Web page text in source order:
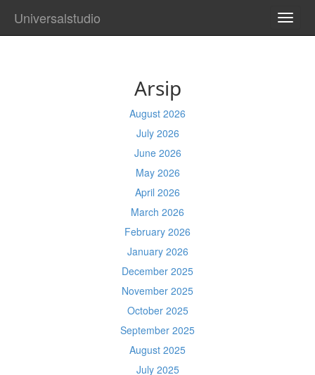
Universalstudio
Arsip
August 2026
July 2026
June 2026
May 2026
April 2026
March 2026
February 2026
January 2026
December 2025
November 2025
October 2025
September 2025
August 2025
July 2025